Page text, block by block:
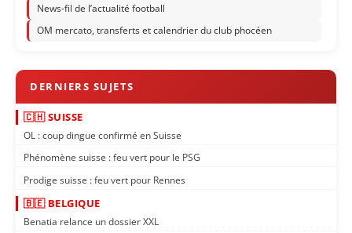
News-fil de l’actualité football
OM mercato, transferts et calendrier du club phocéen
🇨🇭 SUISSE
OL : coup dingue confirmé en Suisse
Phénomène suisse : feu vert pour le PSG
Prodige suisse : feu vert pour Rennes
🇧🇪 BELGIQUE
Benatia relance un dossier XXL